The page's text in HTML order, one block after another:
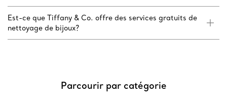
Est-ce que Tiffany & Co. offre des services gratuits de
nettoyage de bijoux?
Parcourir par catégorie